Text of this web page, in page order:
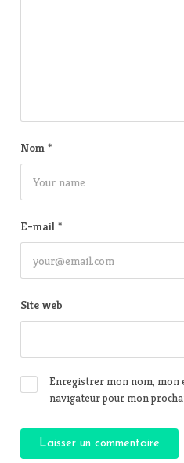
Nom *
E-mail *
Site web
Enregistrer mon nom, mon
navigateur pour mon